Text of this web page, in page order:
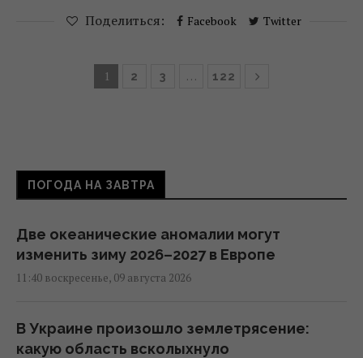
Поделиться: Facebook Twitter
1 2 3 … 122
ПОГОДА НА ЗАВТРА
Две океанические аномалии могут
изменить зиму 2026–2027 в Европе
11:40 воскресенье, 09 августа 2026
В Украине произошло землетрясение:
какую область всколыхнуло